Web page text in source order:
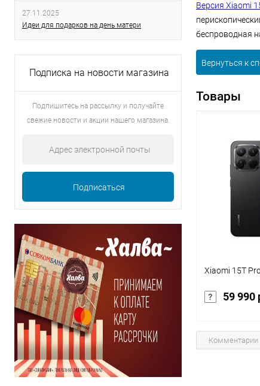
27.11.2025
Идеи для подарков на день матери
Подписка на новости магазина
Подпишитесь на рассылку и получайте
свежие новости и акции нашего магазина.
Версия Xiaomi
беспроводная
Вернуться к
Товары
Xiaomi 15T
59 990
Комментарии